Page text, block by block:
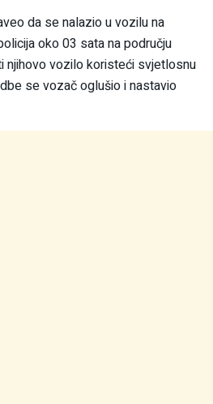
da se nalazio u vozilu na
oko 03 sata na području
njihovo vozilo koristeći svjetlosnu
se vozač oglušio i nastavio